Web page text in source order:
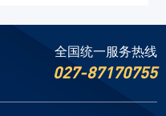
全国统一服务热线
027-87170755